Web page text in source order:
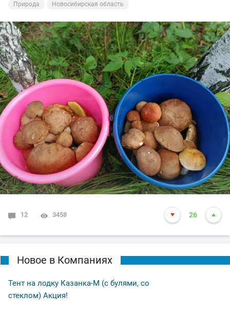
Природа Новосибирская область
12 3458 26
Новое в Компаниях
Тент на лодку Казанка-М (с булями, со
стеклом) Акция!